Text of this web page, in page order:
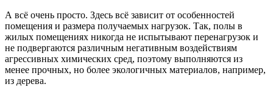
А всё очень просто. Здесь всё зависит от особенностей
помещения и размера получаемых нагрузок. Так, полы в
жилых помещениях никогда не испытывают перенагрузок и
не подвергаются различным негативным воздействиям
агрессивных химических сред, поэтому выполняются из
менее прочных, но более экологичных материалов, например,
из дерева.